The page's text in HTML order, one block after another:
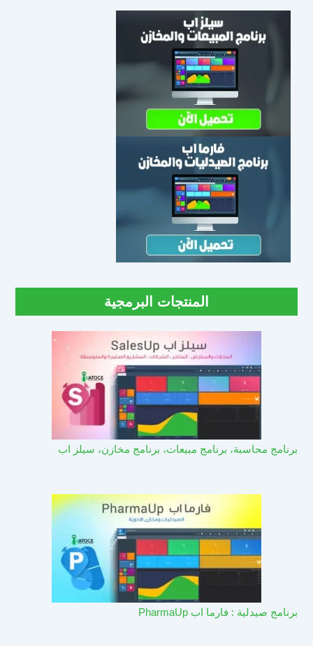
المنتجات البرمجية
برنامج محاسبة، برنامج مبيعات، برنامج مخازن، سيلز اب
برنامج صيدلية : فارما اب PharmaUp​